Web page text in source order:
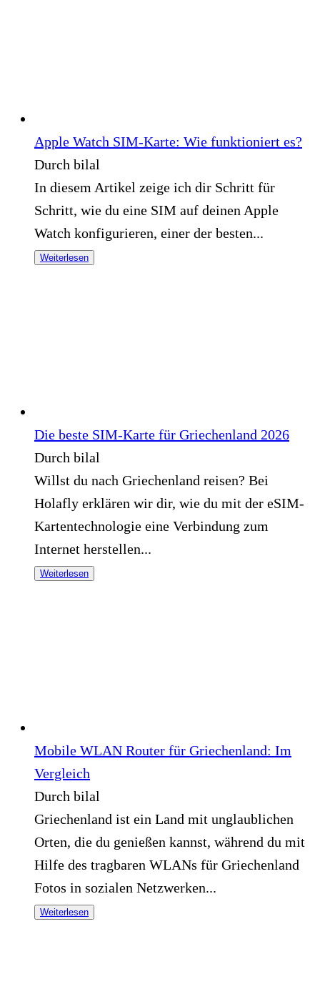
Apple Watch SIM-Karte: Wie funktioniert es?
Durch bilal
In diesem Artikel zeige ich dir Schritt für
Schritt, wie du eine SIM auf deinen Apple
Watch konfigurieren, einer der besten...
Weiterlesen
Die beste SIM-Karte für Griechenland 2026
Durch bilal
Willst du nach Griechenland reisen? Bei
Holafly erklären wir dir, wie du mit der eSIM-
Kartentechnologie eine Verbindung zum
Internet herstellen...
Weiterlesen
Mobile WLAN Router für Griechenland: Im
Vergleich
Durch bilal
Griechenland ist ein Land mit unglaublichen
Orten, die du genießen kannst, während du mit
Hilfe des tragbaren WLANs für Griechenland
Fotos in sozialen Netzwerken...
Weiterlesen